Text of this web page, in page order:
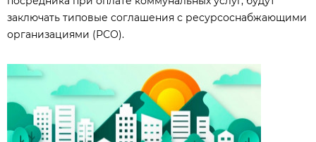
заключать типовые соглашения с ресурсоснабжающими
организациями (РСО).